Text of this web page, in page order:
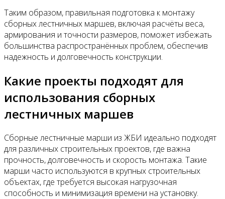
Таким образом, правильная подготовка к монтажу
сборных лестничных маршев, включая расчёты веса,
армирования и точности размеров, поможет избежать
большинства распространённых проблем, обеспечив
надежность и долговечность конструкции.
Какие проекты подходят для
использования сборных
лестничных маршев
Сборные лестничные марши из ЖБИ идеально подходят
для различных строительных проектов, где важна
прочность, долговечность и скорость монтажа. Такие
марши часто используются в крупных строительных
объектах, где требуется высокая нагрузочная
способность и минимизация времени на установку.